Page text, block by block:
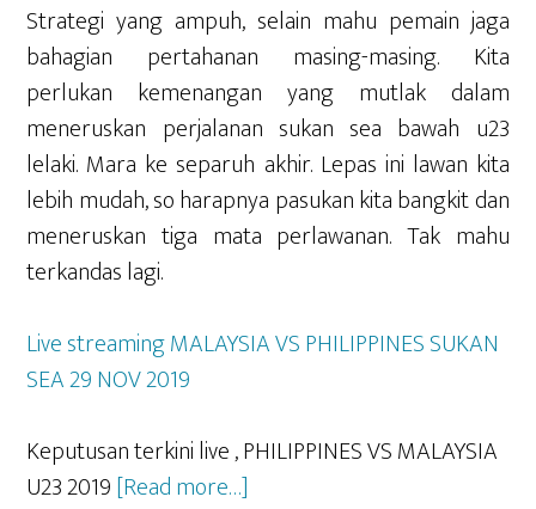
Strategi yang ampuh, selain mahu pemain jaga
bahagian pertahanan masing-masing. Kita
perlukan kemenangan yang mutlak dalam
meneruskan perjalanan sukan sea bawah u23
lelaki. Mara ke separuh akhir. Lepas ini lawan kita
lebih mudah, so harapnya pasukan kita bangkit dan
meneruskan tiga mata perlawanan. Tak mahu
terkandas lagi.
Live streaming MALAYSIA VS PHILIPPINES SUKAN
SEA 29 NOV 2019
Keputusan terkini live , PHILIPPINES VS MALAYSIA
U23 2019[Read more…]